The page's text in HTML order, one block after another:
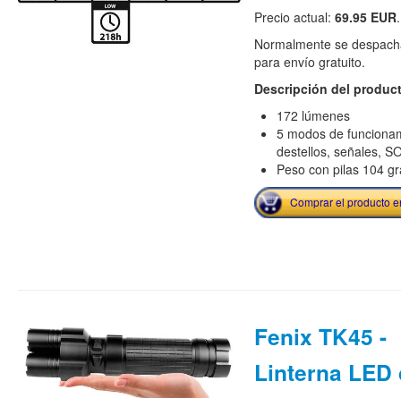
Precio actual: 69.95 EUR
Normalmente se
para envío gratuito.
Descripción del
172 lúmenes
5 modos de
destellos, señales,
Peso con pilas 104
Comprar el producto
Fenix TK45 -
Linterna